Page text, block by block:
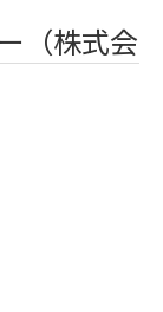
（株式会